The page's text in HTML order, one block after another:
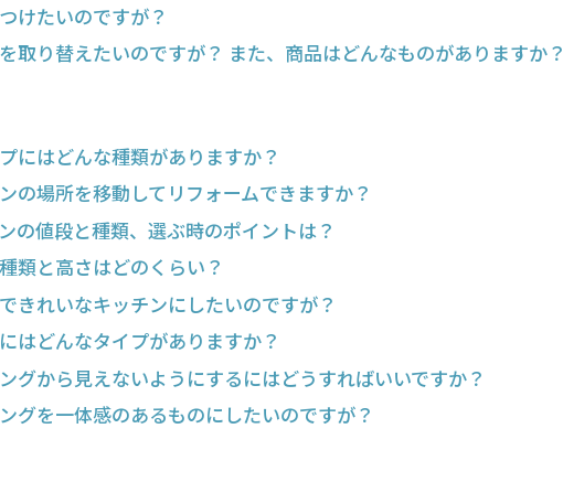
けたいのですが？
り替えたいのですが？ また、商品はどんなものがありますか？
はどんな種類がありますか？
場所を移動してリフォームできますか？
値段と種類、選ぶ時のポイントは？
と高さはどのくらい？
れいなキッチンにしたいのですが？
どんなタイプがありますか？
から見えないようにするにはどうすればいいですか？
を一体感のあるものにしたいのですが？